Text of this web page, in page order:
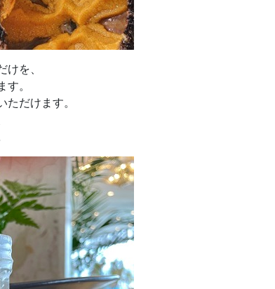
けを、
す。
ただけます。